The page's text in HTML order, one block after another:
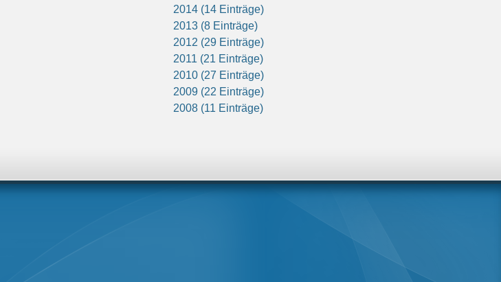
2014 (14 Einträge)
2013 (8 Einträge)
2012 (29 Einträge)
2011 (21 Einträge)
2010 (27 Einträge)
2009 (22 Einträge)
2008 (11 Einträge)